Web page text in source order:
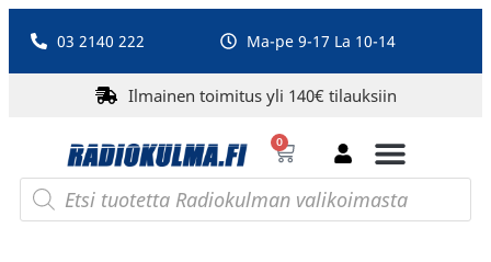
03 2140 222 Ma-pe 9-17 La 10-14
Ilmainen toimitus yli 140€ tilauksiin
0